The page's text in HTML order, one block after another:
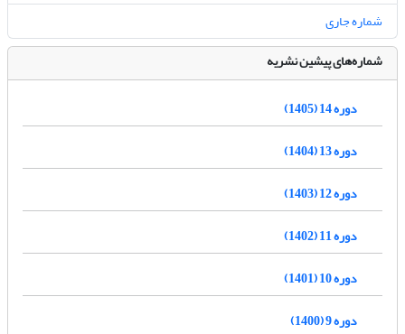
شماره جاری
شماره‌های پیشین نشریه
دوره 14 (1405)
دوره 13 (1404)
دوره 12 (1403)
دوره 11 (1402)
دوره 10 (1401)
دوره 9 (1400)